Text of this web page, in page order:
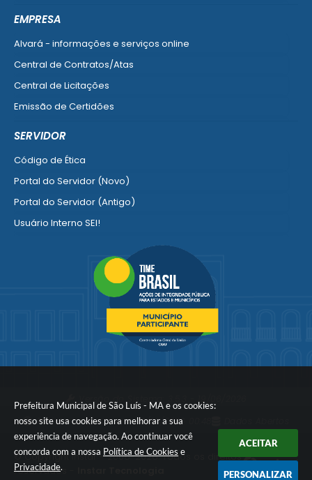
Prefeitura Municipal de São Luís - MA e os cookies:
nosso site usa cookies para melhorar a sua
experiência de navegação. Ao continuar você
concorda com a nossa Política de Cookies e
Privacidade.
ACEITAR
PERSONALIZAR
EMPRESA
Alvará - informações e serviços online
Central de Contratos/Atas
Central de Licitações
Emissão de Certidões
SERVIDOR
Código de Ética
Portal do Servidor (Novo)
Portal do Servidor (Antigo)
Usuário Interno SEI!
Portal do Segurado
Manual de Gestão Patrimonial
Ver mais serviços para o Servidor
Portal atualizado em:06/08/2026 00:48
© Copyright Instar - 2006-2026. Todos os direitos
reservados -